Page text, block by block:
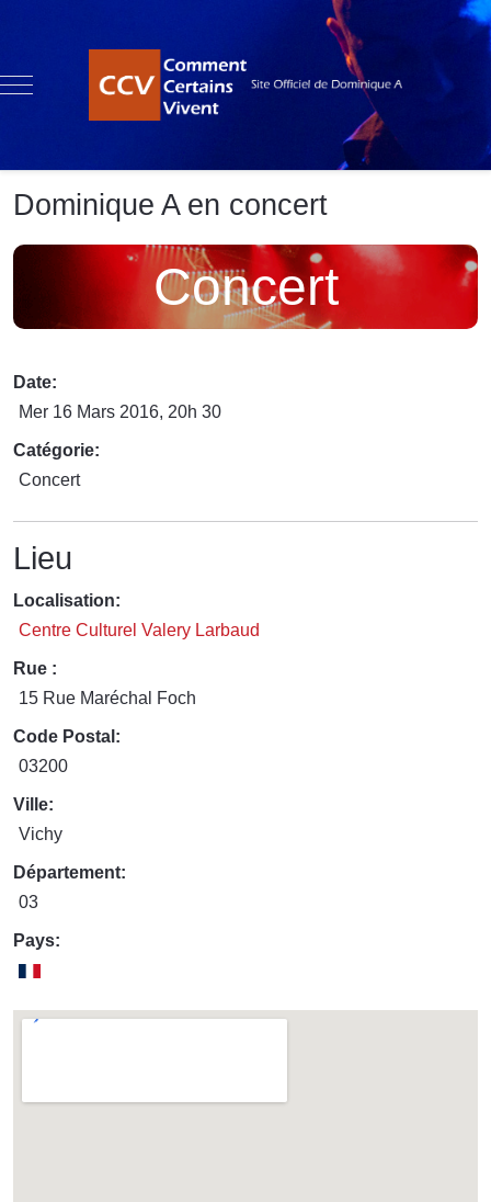
Mobile Menu Toggle
Dominique A en concert
Concert
Date:
Mer 16 Mars 2016, 20h 30
Catégorie:
Concert
Lieu
Localisation:
Centre Culturel Valery Larbaud
Rue :
15 Rue Maréchal Foch
Code Postal:
03200
Ville:
Vichy
Département:
03
Pays: